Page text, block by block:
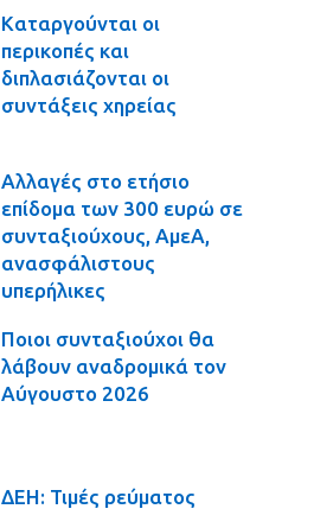
Καταργούνται οι
περικοπές και
διπλασιάζονται οι
συντάξεις χηρείας
Αλλαγές στο ετήσιο
επίδομα των 300 ευρώ σε
συνταξιούχους, ΑμεΑ,
ανασφάλιστους
υπερήλικες
Ποιοι συνταξιούχοι θα
λάβουν αναδρομικά τον
Αύγουστο 2026
ΔΕΗ: Τιμές ρεύματος